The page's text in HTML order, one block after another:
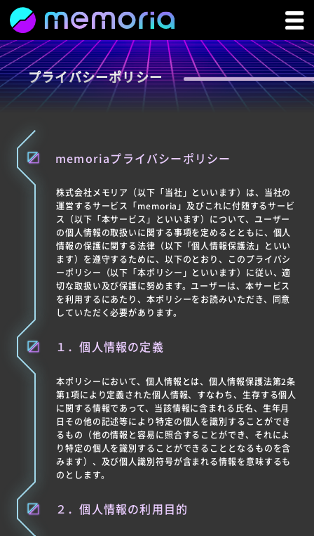
プライバシーポリシー
memoriaプライバシーポリシー
株式会社メモリア（以下「当社」といいます）は、当社の
運営するサービス「memoria」及びこれに付随するサービ
ス（以下「本サービス」といいます）について、ユーザー
の個人情報の取扱いに関する事項を定めるとともに、個人
情報の保護に関する法律（以下「個人情報保護法」といい
ます）を遵守するために、以下のとおり、このプライバシ
ーポリシー（以下「本ポリシー」といいます）に従い、適
切な取扱い及び保護に努めます。ユーザーは、本サービス
を利用するにあたり、本ポリシーをお読みいただき、同意
していただく必要があります。
１．個人情報の定義
本ポリシーにおいて、個人情報とは、個人情報保護法第2条
第1項により定義された個人情報、すなわち、生存する個人
に関する情報であって、当該情報に含まれる氏名、生年月
日その他の記述等により特定の個人を識別することができ
るもの（他の情報と容易に照合することができ、それによ
り特定の個人を識別することができることとなるものを含
みます）、及び個人識別符号が含まれる情報を意味するも
のとします。
２．個人情報の利用目的